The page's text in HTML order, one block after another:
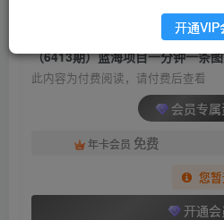
此内容为付费阅读，请付费后查看
会员专
年卡会员 免费
您
开通会
开通VIP